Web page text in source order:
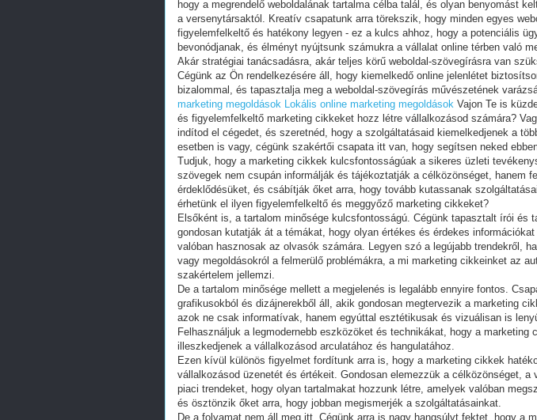
hogy a megrendelő weboldalának tartalma célba talál, és olyan benyomást
a versenytársaktól. Kreatív csapatunk arra törekszik, hogy minden egyes
figyelemfelkeltő és hatékony legyen - ez a kulcs ahhoz, hogy a potenciális
bevonódjanak, és élményt nyújtsunk számukra a vállalat online térben való
Akár stratégiai tanácsadásra, akár teljes körű weboldal-szövegírásra van
Cégünk az Ön rendelkezésére áll, hogy kiemelkedő online jelenlétet
bizalommal, és tapasztalja meg a weboldal-szövegírás művészetének
marketing megoldások Lokális online marketing megoldások Vajon Te is
és figyelemfelkeltő marketing cikkeket hozz létre vállalkozásod számára?
indítod el cégedet, és szeretnéd, hogy a szolgáltatásaid kiemelkedjenek a
esetben is vagy, cégünk szakértői csapata itt van, hogy segítsen neked
Tudjuk, hogy a marketing cikkek kulcsfontosságúak a sikeres üzleti
szövegek nem csupán informálják és tájékoztatják a célközönséget, hanem
érdeklődésüket, és csábítják őket arra, hogy tovább kutassanak
érhetünk el ilyen figyelemfelkeltő és meggyőző marketing cikkeket?
Elsőként is, a tartalom minősége kulcsfontosságú. Cégünk tapasztalt írói és
gondosan kutatják át a témákat, hogy olyan értékes és érdekes
valóban hasznosak az olvasók számára. Legyen szó a legújabb trendekről,
vagy megoldásokról a felmerülő problémákra, a mi marketing cikkeinket az
szakértelem jellemzi.
De a tartalom minősége mellett a megjelenés is legalább ennyire fontos.
grafikusokból és dizájnerekből áll, akik gondosan megtervezik a marketing
azok ne csak informatívak, hanem egyúttal esztétikusak és vizuálisan is
Felhasználjuk a legmodernebb eszközöket és technikákat, hogy a marketing
illeszkedjenek a vállalkozásod arculatához és hangulatához.
Ezen kívül különös figyelmet fordítunk arra is, hogy a marketing cikkek
vállalkozásod üzenetét és értékeit. Gondosan elemezzük a célközönséget, a
piaci trendeket, hogy olyan tartalmakat hozzunk létre, amelyek valóban
és ösztönzik őket arra, hogy jobban megismerjék a szolgáltatásainkat.
De a folyamat nem áll meg itt. Cégünk arra is nagy hangsúlyt fektet, hogy a